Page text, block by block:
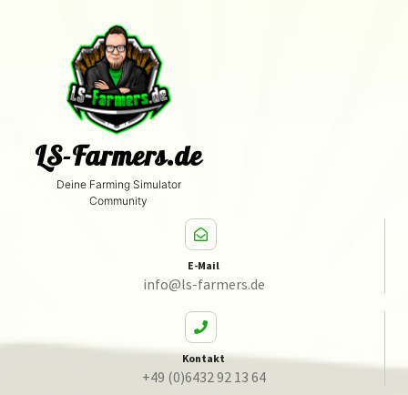
LS-Farmers.de
Deine Farming Simulator
Community
E-Mail
info@ls-farmers.de
Kontakt
+49 (0)6432 92 13 64